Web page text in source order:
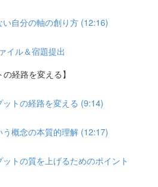
自分の軸の創り方 (12:16)
ル＆宿題提出
経路を変える】
トの経路を変える (9:14)
概念の本質的理解 (12:17)
トの質を上げるためのポイント